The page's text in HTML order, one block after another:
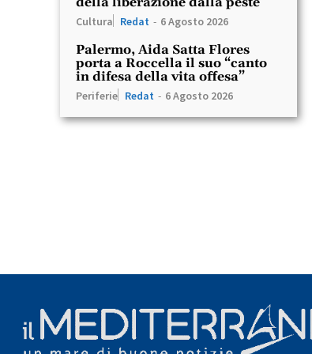
Cultura Redat - 6 Agosto 2026
Palermo, Aida Satta Flores
porta a Roccella il suo “canto
in difesa della vita offesa”
Periferie Redat - 6 Agosto 2026